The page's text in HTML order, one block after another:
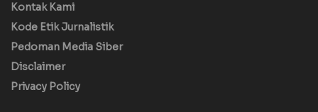
Kontak Kami
Kode Etik Jurnalistik
Pedoman Media Siber
Disclaimer
Privacy Policy